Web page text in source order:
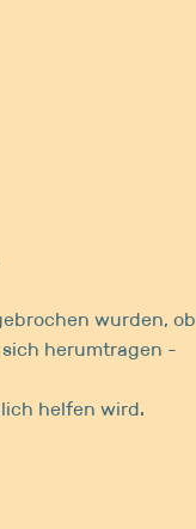
wurden, ob
herumtragen -
helfen wird.